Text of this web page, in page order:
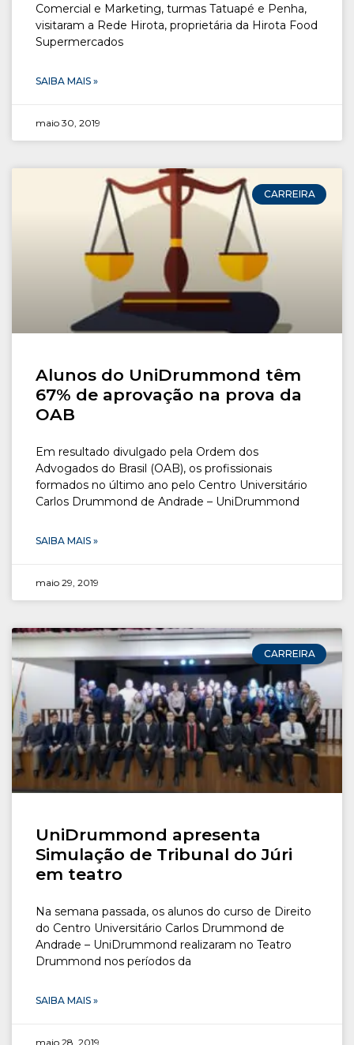
Comercial e Marketing, turmas Tatuapé e Penha,
visitaram a Rede Hirota, proprietária da Hirota Food
Supermercados
SAIBA MAIS »
maio 30, 2019
CARREIRA
Alunos do UniDrummond têm
67% de aprovação na prova da
OAB
Em resultado divulgado pela Ordem dos
Advogados do Brasil (OAB), os profissionais
formados no último ano pelo Centro Universitário
Carlos Drummond de Andrade – UniDrummond
SAIBA MAIS »
maio 29, 2019
CARREIRA
UniDrummond apresenta
Simulação de Tribunal do Júri
em teatro
Na semana passada, os alunos do curso de Direito
do Centro Universitário Carlos Drummond de
Andrade – UniDrummond realizaram no Teatro
Drummond nos períodos da
SAIBA MAIS »
maio 28, 2019